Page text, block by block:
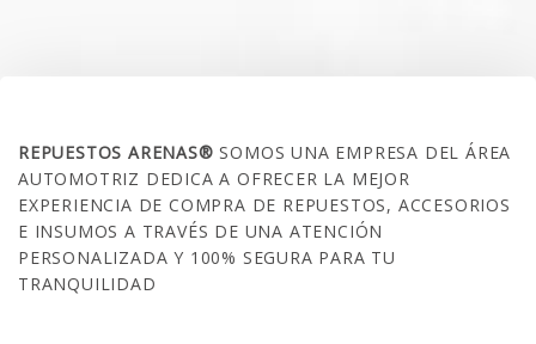
REPUESTOS ARENAS®SOMOS UNA EMPRESA DEL ÁREA
AUTOMOTRIZ DEDICA A OFRECER LA MEJOR
EXPERIENCIA DE COMPRA DE REPUESTOS, ACCESORIOS
E INSUMOS A TRAVÉS DE UNA ATENCIÓN
PERSONALIZADA Y 100% SEGURA PARA TU
TRANQUILIDAD